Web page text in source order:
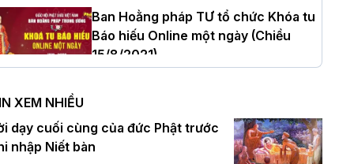
Nội: Tăng Ni Trường hạ Bồ Đề trang
tác pháp Tiền an cư PL.2570 –
Ban Hoằng pháp TƯ tổ chức Khóa tu
Báo hiếu Online một ngày (Chiều
15/8/2021)
Ban Hoằng pháp TƯ tổ chức Khóa tu
Báo hiếu Online một ngày (Sáng
15/8/2021)
XEM NHIỀU
dạy cuối cùng của đức Phật trước
nhập Niết bàn